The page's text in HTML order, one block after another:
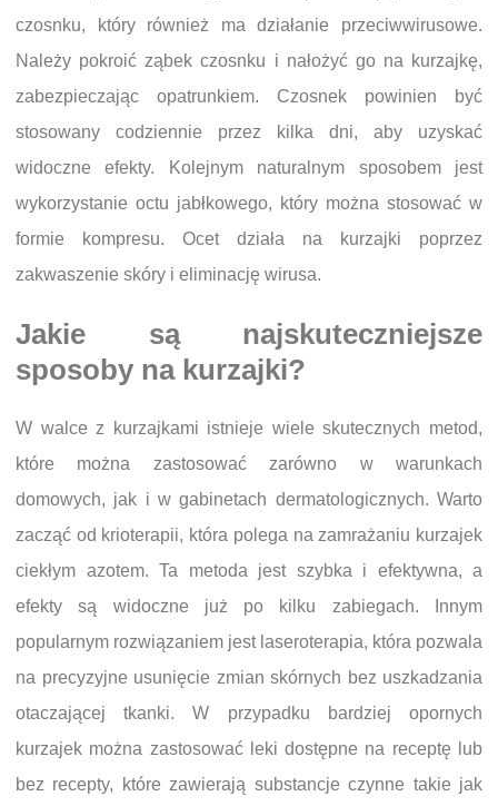
czosnku, który również ma działanie przeciwwirusowe.
Należy pokroić ząbek czosnku i nałożyć go na kurzajkę,
zabezpieczając opatrunkiem. Czosnek powinien być
stosowany codziennie przez kilka dni, aby uzyskać
widoczne efekty. Kolejnym naturalnym sposobem jest
wykorzystanie octu jabłkowego, który można stosować w
formie kompresu. Ocet działa na kurzajki poprzez
zakwaszenie skóry i eliminację wirusa.
Jakie są najskuteczniejsze
sposoby na kurzajki?
W walce z kurzajkami istnieje wiele skutecznych metod,
które można zastosować zarówno w warunkach
domowych, jak i w gabinetach dermatologicznych. Warto
zacząć od krioterapii, która polega na zamrażaniu kurzajek
ciekłym azotem. Ta metoda jest szybka i efektywna, a
efekty są widoczne już po kilku zabiegach. Innym
popularnym rozwiązaniem jest laseroterapia, która pozwala
na precyzyjne usunięcie zmian skórnych bez uszkadzania
otaczającej tkanki. W przypadku bardziej opornych
kurzajek można zastosować leki dostępne na receptę lub
bez recepty, które zawierają substancje czynne takie jak